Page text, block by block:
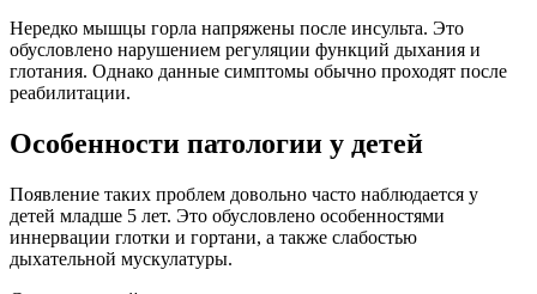
Нередко мышцы горла напряжены после инсульта. Это
обусловлено нарушением регуляции функций дыхания и
глотания. Однако данные симптомы обычно проходят после
реабилитации.
Особенности патологии у детей
Появление таких проблем довольно часто наблюдается у
детей младше 5 лет. Это обусловлено особенностями
иннервации глотки и гортани, а также слабостью
дыхательной мускулатуры.